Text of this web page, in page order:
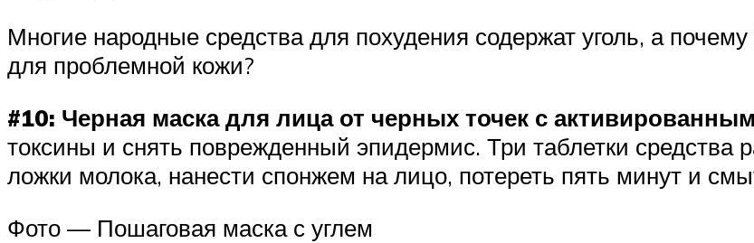
Многие народные средства для похудения содержат уголь, а
для проблемной кожи?
#10: Черная маска для лица от черных точек с
токсины и снять поврежденный эпидермис. Три таблетки средства
ложки молока, нанести спонжем на лицо, потереть пять минут и
Фото — Пошаговая маска с углем